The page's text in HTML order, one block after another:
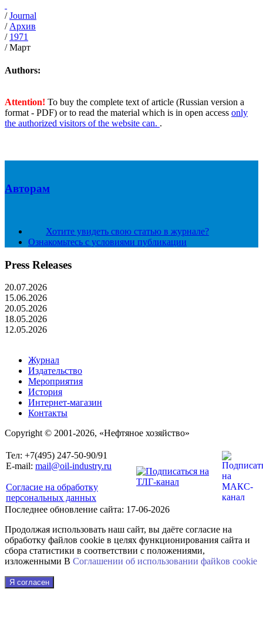
/Journal
/ Архив
/ 1971
/Март
Authors:
Attention! To buy the complete text of article (Russian version a
format - PDF) or to read the material which is in open access only
the authorized visitors of the website can. .
Авторам
Хотите увидеть свою статью в журнале?
Ознакомьтесь с условиями публикации
Press Releases
20.07.2026
15.06.2026
20.05.2026
18.05.2026
12.05.2026
Журнал
Издательство
Мероприятия
История
Интернет-магазин
Контакты
Copyright © 2001-2026, «Нефтяное хозяйство»
Тел: +7(495) 247-50-90/91
E-mail: mail@oil-industry.ru
Согласие на обработку
персональных данных
Последнее обновление сайта: 17-06-2026
Продолжая использовать наш сайт, вы даёте согласие на
обработку файлов cookie в целях функционирования сайта и
сбора статистики в соответствии с положениями,
изложенными В Соглашении об использовании файkов cookie
Я согласен